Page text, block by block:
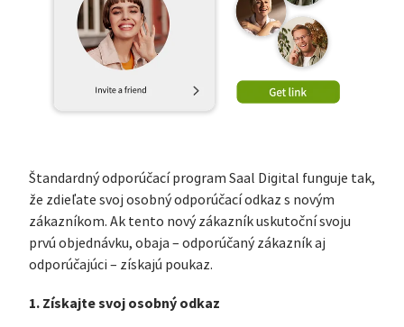
Štandardný odporúčací program Saal Digital funguje tak,
že zdieľate svoj osobný odporúčací odkaz s novým
zákazníkom. Ak tento nový zákazník uskutoční svoju
prvú objednávku, obaja – odporúčaný zákazník aj
odporúčajúci – získajú poukaz.
1. Získajte svoj osobný odkaz